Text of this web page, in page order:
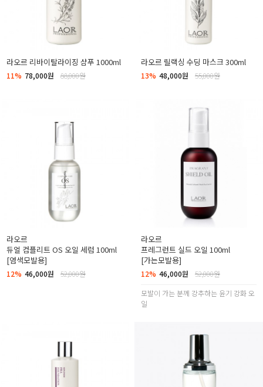
라오르 리바이탈라이징 샴푸 1000ml
11% 78,000원 88,000원
라오르 릴랙싱 수딩 마스크 300ml
13% 48,000원 55,000원
라오르
듀얼 컴플리트 OS 오일 세럼 100ml
[염색모발용]
12% 46,000원 52,000원
라오르
프레그런트 실드 오일 100ml
[가는모발용]
12% 46,000원
52,000원
모발이 가는 분께 강추하는 윤기 강화 오
일